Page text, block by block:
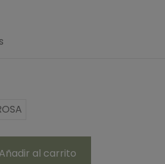
Añadir al carrito